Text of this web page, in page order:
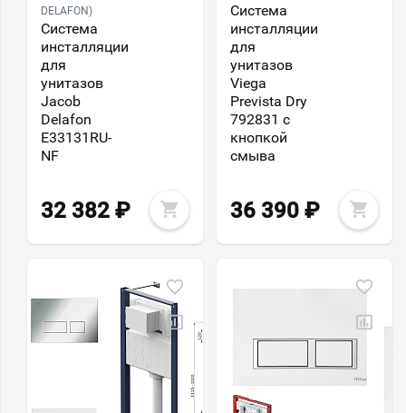
DELAFON)
Система
инсталляции
для
унитазов
Jacob
Delafon
E33131RU-
NF
32 382 ₽
Система
инсталляции
для
унитазов
Viega
Prevista Dry
792831 с
кнопкой
смыва
36 390 ₽